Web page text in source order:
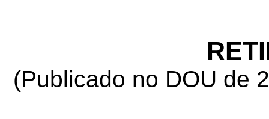
(Publicado no DOU de